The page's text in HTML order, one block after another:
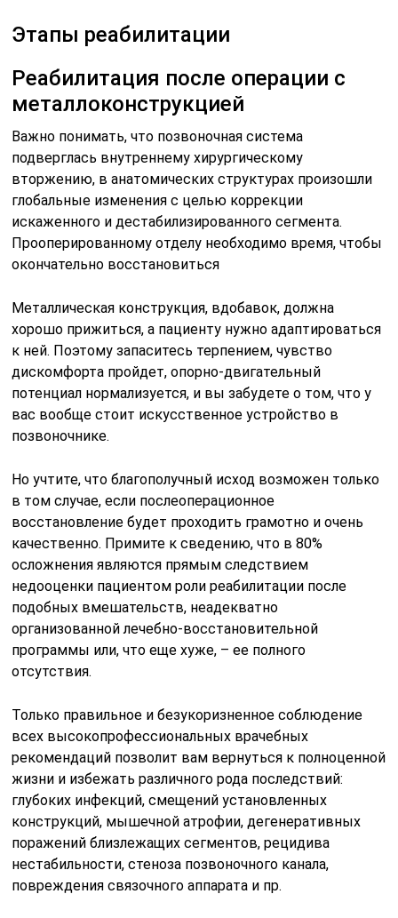
Этапы реабилитации
Реабилитация после операции с
металлоконструкцией
Важно понимать, что позвоночная система
подверглась внутреннему хирургическому
вторжению, в анатомических структурах произошли
глобальные изменения с целью коррекции
искаженного и дестабилизированного сегмента.
Прооперированному отделу необходимо время, чтобы
окончательно восстановиться
Металлическая конструкция, вдобавок, должна
хорошо прижиться, а пациенту нужно адаптироваться
к ней. Поэтому запаситесь терпением, чувство
дискомфорта пройдет, опорно-двигательный
потенциал нормализуется, и вы забудете о том, что у
вас вообще стоит искусственное устройство в
позвоночнике.
Но учтите, что благополучный исход возможен только
в том случае, если послеоперационное
восстановление будет проходить грамотно и очень
качественно. Примите к сведению, что в 80%
осложнения являются прямым следствием
недооценки пациентом роли реабилитации после
подобных вмешательств, неадекватно
организованной лечебно-восстановительной
программы или, что еще хуже, – ее полного
отсутствия.
Только правильное и безукоризненное соблюдение
всех высокопрофессиональных врачебных
рекомендаций позволит вам вернуться к полноценной
жизни и избежать различного рода последствий:
глубоких инфекций, смещений установленных
конструкций, мышечной атрофии, дегенеративных
поражений близлежащих сегментов, рецидива
нестабильности, стеноза позвоночного канала,
повреждения связочного аппарата и пр.